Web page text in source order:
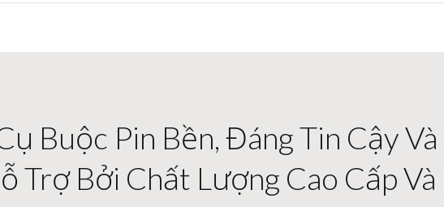
Buộc Pin Bền, Đáng Tin Cậy
Trợ Bởi Chất Lượng Cao Cấp